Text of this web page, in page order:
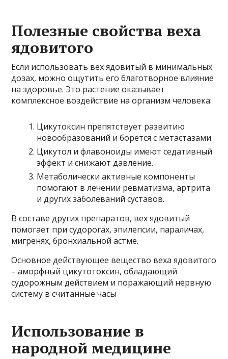
Полезные свойства веха
ядовитого
Если использовать вех ядовитый в минимальных
дозах, можно ощутить его благотворное влияние
на здоровье. Это растение оказывает
комплексное воздействие на организм человека:
Цикутоксин препятствует развитию
новообразований и борется с метастазами.
Цикутол и флавоноиды имеют седативный
эффект и снижают давление.
Метаболически активные компоненты
помогают в лечении ревматизма, артрита
и других заболеваний суставов.
В составе других препаратов, вех ядовитый
помогает при судорогах, эпилепсии, параличах,
мигренях, бронхиальной астме.
Основное действующее вещество веха ядовитого
– аморфный цикутотоксин, обладающий
судорожным действием и поражающий нервную
систему в считанные часы
Использование в
народной медицине